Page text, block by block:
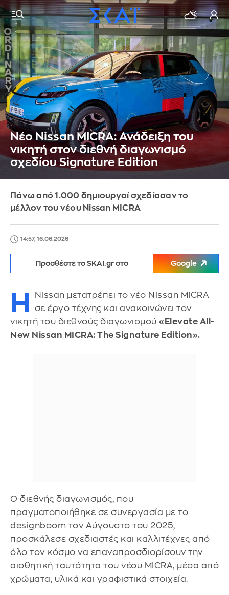
Νέο Nissan MICRA: Ανάδειξη του
νικητή στον διεθνή διαγωνισμό
σχεδίου Signature Edition
Πάνω από 1.000 δημιουργοί σχεδίασαν το
μέλλον του νέου Nissan MICRA
14:57, 16.06.2026
Προσθέστε το SKAI.gr στο Google
Η
Nissan μετατρέπει το νέο Nissan MICRA
σε έργο τέχνης και ανακοινώνει τον
νικητή του διεθνούς διαγωνισμού «Elevate All-
New Nissan MICRA: The Signature Edition».
Ο διεθνής διαγωνισμός, που
πραγματοποιήθηκε σε συνεργασία με το
designboom τον Αύγουστο του 2025,
προσκάλεσε σχεδιαστές και καλλιτέχνες από
όλο τον κόσμο να επαναπροσδιορίσουν την
αισθητική ταυτότητα του νέου MICRA, μέσα από
χρώματα, υλικά και γραφιστικά στοιχεία.